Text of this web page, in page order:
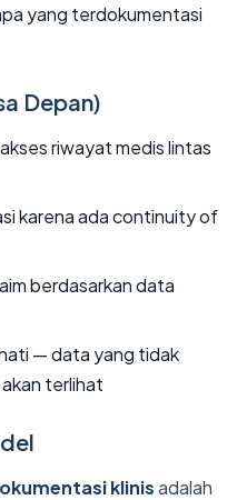
yang terdokumentasi
Depan)
riwayat medis lintas
karena ada continuity of
berdasarkan data
— data yang tidak
terlihat
klinisadalah